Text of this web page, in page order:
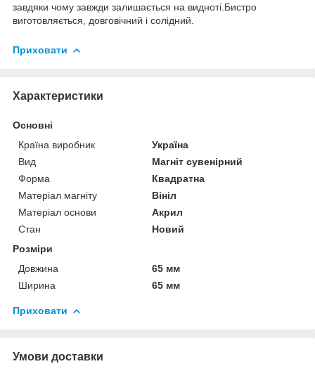
завдяки чому завжди залишається на видноті.Бистро
виготовляється, довговічний і солідний.
Приховати
Характеристики
Основні
Країна виробник
Україна
Вид
Магніт сувенірний
Форма
Квадратна
Матеріал магніту
Вініл
Матеріал основи
Акрил
Стан
Новий
Розміри
Довжина
65 мм
Ширина
65 мм
Приховати
Умови доставки